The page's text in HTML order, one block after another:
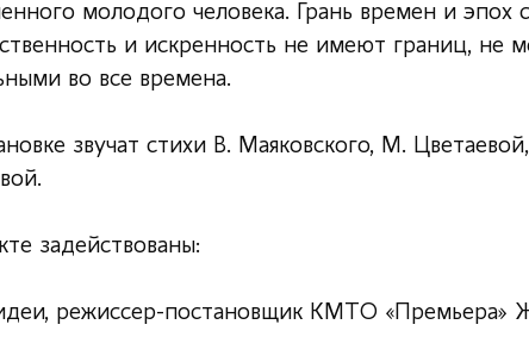
молодого человека. Грань времен и эпох
и искренность не имеют границ, не
во все времена.
звучат стихи В. Маяковского, М.
задействованы:
режиссер-постановщик КМТО «Премьера»